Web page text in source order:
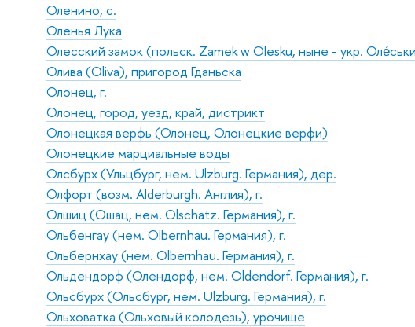
Оленино, с.
Оленья Лука
Олесский замок (польск. Zamek w Olesku, ныне - укр.
Олива (Oliva), пригород Гданьска
Олонец, г.
Олонец, город, уезд, край, дистрикт
Олонецкая верфь (Олонец, Олонецкие верфи)
Олонецкие марциальные воды
Олсбурх (Ульцбург, нем. Ulzburg. Германия), дер.
Олфорт (возм. Alderburgh. Англия), г.
Олшиц (Ошац, нем. Olschatz. Германия), г.
Ольбенгау (нем. Olbernhau. Германия), г.
Ольбернхау (нем. Olbernhau. Германия), г.
Ольдендорф (Олендорф, нем. Oldendorf. Германия), г.
Ольсбурх (Ольсбург, нем. Ulzburg. Германия), г.
Ольховатка (Ольховый колодезь), урочище